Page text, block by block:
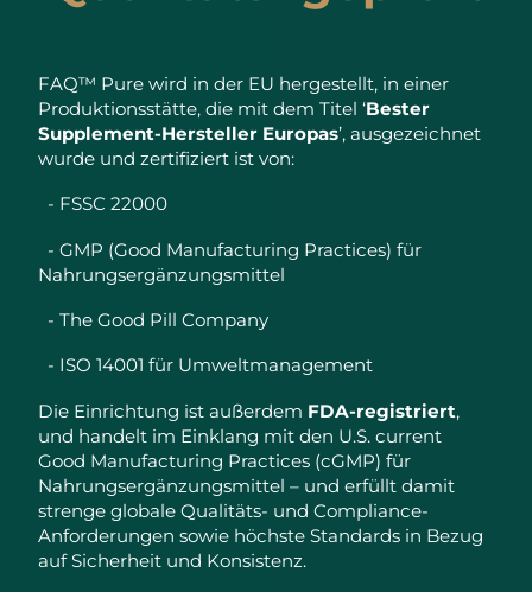
FAQ™ Pure wird in der EU hergestellt, in einer
Produktionsstätte, die mit dem Titel ‘Bester
Supplement-Hersteller Europas’, ausgezeichnet
wurde und zertifiziert ist von:
- FSSC 22000
- GMP (Good Manufacturing Practices) für
Nahrungsergänzungsmittel
- The Good Pill Company
- ISO 14001 für Umweltmanagement
Die Einrichtung ist außerdem FDA-registriert,
und handelt im Einklang mit den U.S. current
Good Manufacturing Practices (cGMP) für
Nahrungsergänzungsmittel – und erfüllt damit
strenge globale Qualitäts- und Compliance-
Anforderungen sowie höchste Standards in Bezug
auf Sicherheit und Konsistenz.